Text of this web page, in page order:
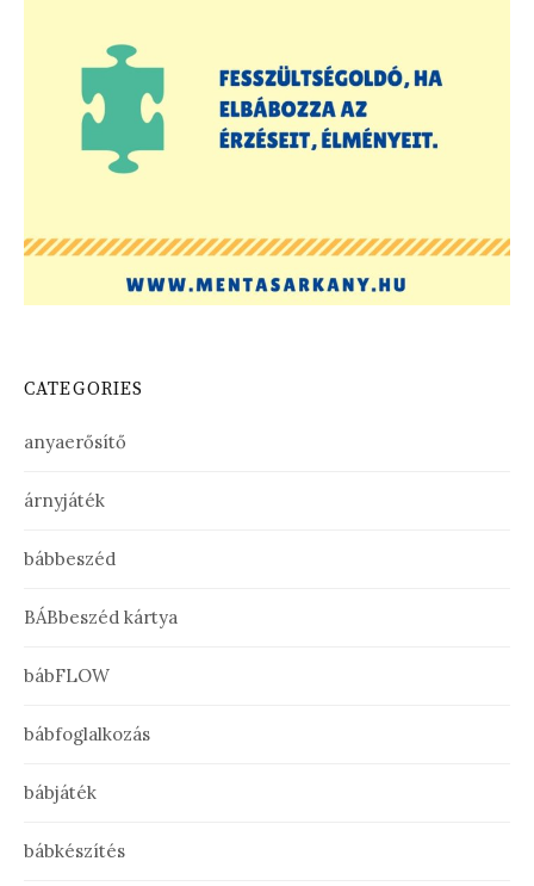
CATEGORIES
anyaerősítő
árnyjáték
bábbeszéd
BÁBbeszéd kártya
bábFLOW
bábfoglalkozás
bábjáték
bábkészítés